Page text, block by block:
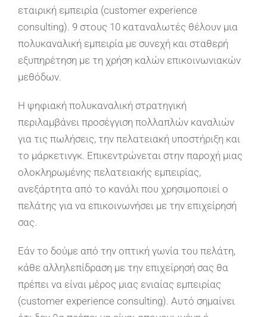
εταιρική εμπειρία (customer experience
consulting). 9 στους 10 καταναλωτές θέλουν μια
πολυκαναλική εμπειρία με συνεχή και σταθερή
εξυπηρέτηση με τη χρήση καλών επικοινωνιακών
μεθόδων.
Η ψηφιακή πολυκαναλική στρατηγική
περιλαμβάνει προσέγγιση πολλαπλών καναλιών
για τις πωλήσεις, την πελατειακή υποστήριξη και
το μάρκετινγκ. Επικεντρώνεται στην παροχή μιας
ολοκληρωμένης πελατειακής εμπειρίας,
ανεξάρτητα από το κανάλι που χρησιμοποιεί ο
πελάτης για να επικοινωνήσει με την επιχείρησή
σας.
Εάν το δούμε από την οπτική γωνία του πελάτη,
κάθε αλληλεπίδραση με την επιχείρησή σας θα
πρέπει να είναι μέρος μιας ενιαίας εμπειρίας
(customer experience consulting). Αυτό σημαίνει